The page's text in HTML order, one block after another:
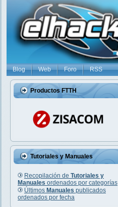
Blog Web Foro RSS
Productos FTTH
Tutoriales y Manuales
Recopilación de Tutoriales y
Manuales ordenados por categorías
Últimos Manuales publicados
ordenados por fecha